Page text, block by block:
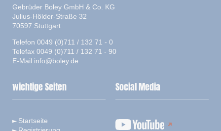
Gebrüder Boley GmbH & Co. KG
Julius-Hölder-Straße 32
70597 Stuttgart
Telefon 0049 (0)711 / 132 71 - 0
Telefax 0049 (0)711 / 132 71 - 90
E-Mail info@boley.de
wichtige Seiten
Startseite
Social Media